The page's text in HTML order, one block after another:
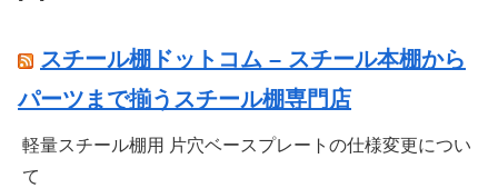
スチール棚ドットコム – スチール本棚から
パーツまで揃うスチール棚専門店
軽量スチール棚用 片穴ベースプレートの仕様変更につい
て